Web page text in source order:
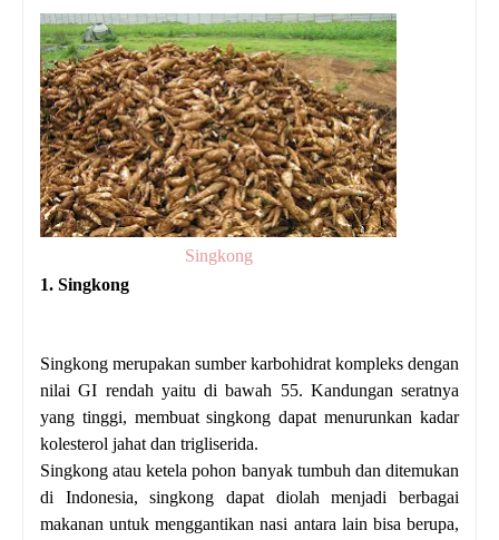
Singkong
1. Singkong
Singkong merupakan sumber karbohidrat kompleks dengan
nilai GI rendah yaitu di bawah 55. Kandungan seratnya
yang tinggi, membuat singkong dapat menurunkan kadar
kolesterol jahat dan trigliserida.
Singkong atau ketela pohon banyak tumbuh dan ditemukan
di Indonesia, singkong dapat diolah menjadi berbagai
makanan untuk menggantikan nasi antara lain bisa berupa,